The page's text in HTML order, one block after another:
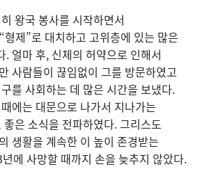
왕국 봉사를 시작하면서
형제”로 대치하고 고위층에 있는 많은
. 얼마 후, 신체의 허약으로 인해서
사람들이 끊임없이 그를 방문하였고
를 사회하는 데 많은 시간을 보냈다.
에는 대문으로 나가서 지나가는
은 소식을 전파하였다. 그리스도
생활을 계속한 이 높이 존경받는
에 사망할 때까지 손을 늦추지 않았다.